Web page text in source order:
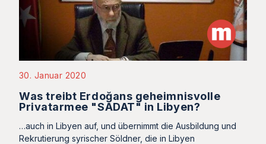
30. Januar 2020
Was treibt Erdoğans geheimnisvolle
Privatarmee "SADAT" in Libyen?
…auch in Libyen auf, und übernimmt die Ausbildung und
Rekrutierung syrischer Söldner, die in Libyen